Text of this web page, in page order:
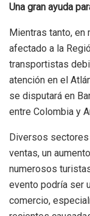
Una gran ayuda
Mientras tanto, en
afectado a la
transportistas
atención en el
se disputará en
entre Colombia y
Diversos sectores
ventas, un
numerosos
evento podría ser
comercio,